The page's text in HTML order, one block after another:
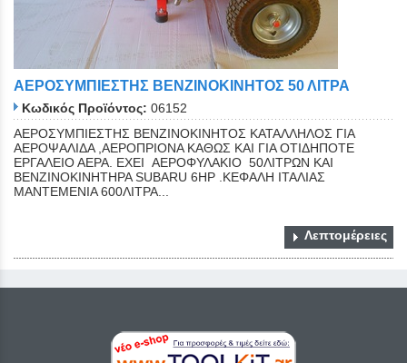
ΑΕΡΟΣΥΜΠΙΕΣΤΗΣ ΒΕΝΖΙΝΟΚΙΝΗΤΟΣ 50 ΛΙΤΡΑ
Κωδικός Προϊόντος: 06152
ΑΕΡΟΣΥΜΠΙΕΣΤΗΣ ΒΕΝΖΙΝΟΚΙΝΗΤΟΣ ΚΑΤΑΛΛΗΛΟΣ ΓΙΑ
ΑΕΡΟΨΑΛΙΔΑ ,ΑΕΡΟΠΡΙΟΝΑ ΚΑΘΩΣ ΚΑΙ ΓΙΑ ΟΤΙΔΗΠΟΤΕ
ΕΡΓΑΛΕΙΟ ΑΕΡΑ. ΕΧΕΙ ΑΕΡΟΦΥΛΑΚΙΟ 50ΛΙΤΡΩΝ ΚΑΙ
ΒΕΝΖΙΝΟΚΙΝΗΤΗΡΑ SUBARU 6ΗΡ .ΚΕΦΑΛΗ ΙΤΑΛΙΑΣ
ΜΑΝΤΕΜΕΝΙΑ 600ΛΙΤΡΑ...
Λεπτομέρειες